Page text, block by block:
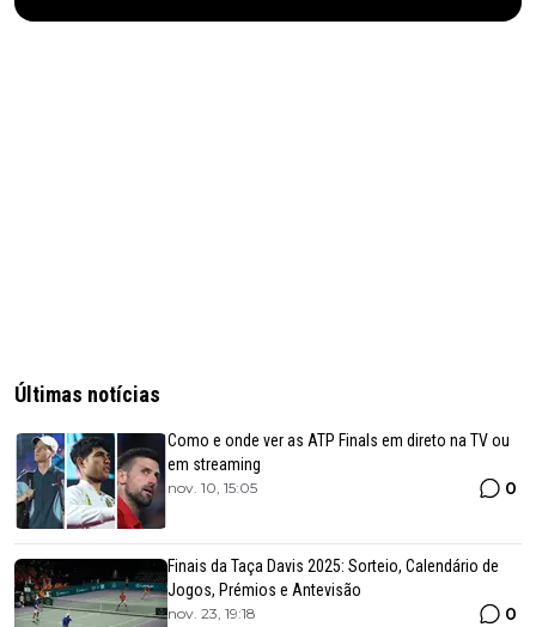
Últimas notícias
Como e onde ver as ATP Finals em direto na TV ou
em streaming
nov. 10, 15:05 0
Finais da Taça Davis 2025: Sorteio, Calendário de
Jogos, Prémios e Antevisão
nov. 23, 19:18 0